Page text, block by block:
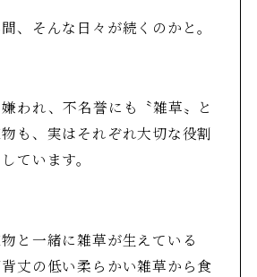
、そんな日々が続くのかと。
われ、不名誉にも〝雑草〟と
も、実はそれぞれ大切な役割
ています。
と一緒に雑草が生えている
丈の低い柔らかい雑草から食